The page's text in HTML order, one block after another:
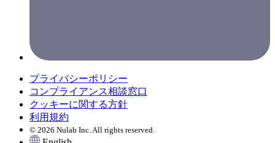
プライバシーポリシー
コンプライアンス相談窓口
クッキーに関する方針
利用規約
© 2026 Nulab Inc. All rights reserved.